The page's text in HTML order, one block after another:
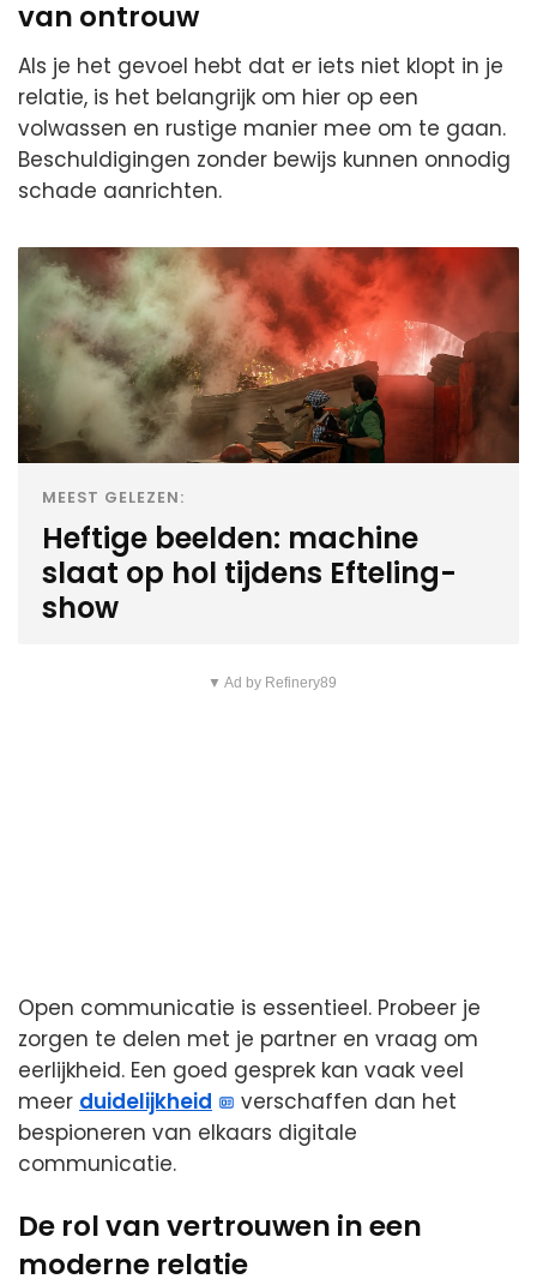
van ontrouw
Als je het gevoel hebt dat er iets niet klopt in je
relatie, is het belangrijk om hier op een
volwassen en rustige manier mee om te gaan.
Beschuldigingen zonder bewijs kunnen onnodig
schade aanrichten.
MEEST GELEZEN:
Heftige beelden: machine
slaat op hol tijdens Efteling-
show
▼ Ad by Refinery89
Open communicatie is essentieel. Probeer je
zorgen te delen met je partner en vraag om
eerlijkheid. Een goed gesprek kan vaak veel
meer duidelijkheid
verschaffen dan het
bespioneren van elkaars digitale
communicatie.
De rol van vertrouwen in een
moderne relatie